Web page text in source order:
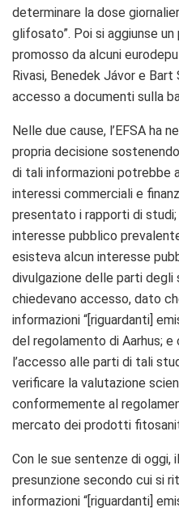
determinare la dose
glifosato”. Poi si aggiunse
promosso da alcuni
Rivasi, Benedek Jávor e
accesso a documenti sulla
Nelle due cause, l’EFSA ha
propria decisione
di tali informazioni potrebbe
interessi commerciali e
presentato i rapporti di
interesse pubblico
esisteva alcun interesse
divulgazione delle parti degli
chiedevano accesso, dato
informazioni “[riguardanti]
del regolamento di Aarhus; e
l’accesso alle parti di tali
verificare la valutazione
conformemente al
mercato dei prodotti
Con le sue sentenze di oggi,
presunzione secondo cui si
informazioni “[riguardanti]